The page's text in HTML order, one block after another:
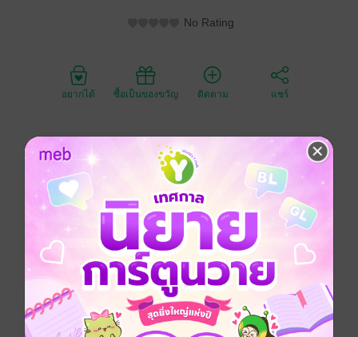
No Rating
อยากได้ ซื้อเป็นของขวัญ ติดตาม แชร์
เมื่อเทพศาสตราทะลุมิติมาจุติบนโลกพร้อมความเดือดร้อน
มหันต์ งานนี้จะมีผู้ใดหาญกล้ามาช่วยดับเปลวไฟแห่งมหา
สงครามครั้งนี้... ร่วมลุ้นไปกับผลงานสุดมันเรื่องล่าสุด "ศึก
เทพศาสตรา สงครามเทพสะบั้นดารา" ของ "ซิวฝูหลง" ผู้
วาดสำนักพยัคฆ์มังกรอันระบือลือลั่นได้แล้ววันนี้!!
การ์ตูนจีน กำลังภายใน แอกชัน แฟนตาซี
การ์ตูนผู้ชาย